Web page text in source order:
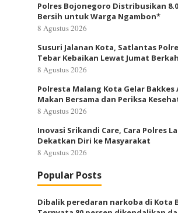
Polres Bojonegoro Distribusikan
Bersih untuk Warga Ngambon*
8 Agustus 2026
Susuri Jalanan Kota, Satlantas
Tebar Kebaikan Lewat Jumat
8 Agustus 2026
Polresta Malang Kota Gelar Bakkes
Makan Bersama dan Periksa
8 Agustus 2026
Inovasi Srikandi Care, Cara Polres
Dekatkan Diri ke Masyarakat
8 Agustus 2026
Popular Posts
Dibalik peredaran narkoba di Kota